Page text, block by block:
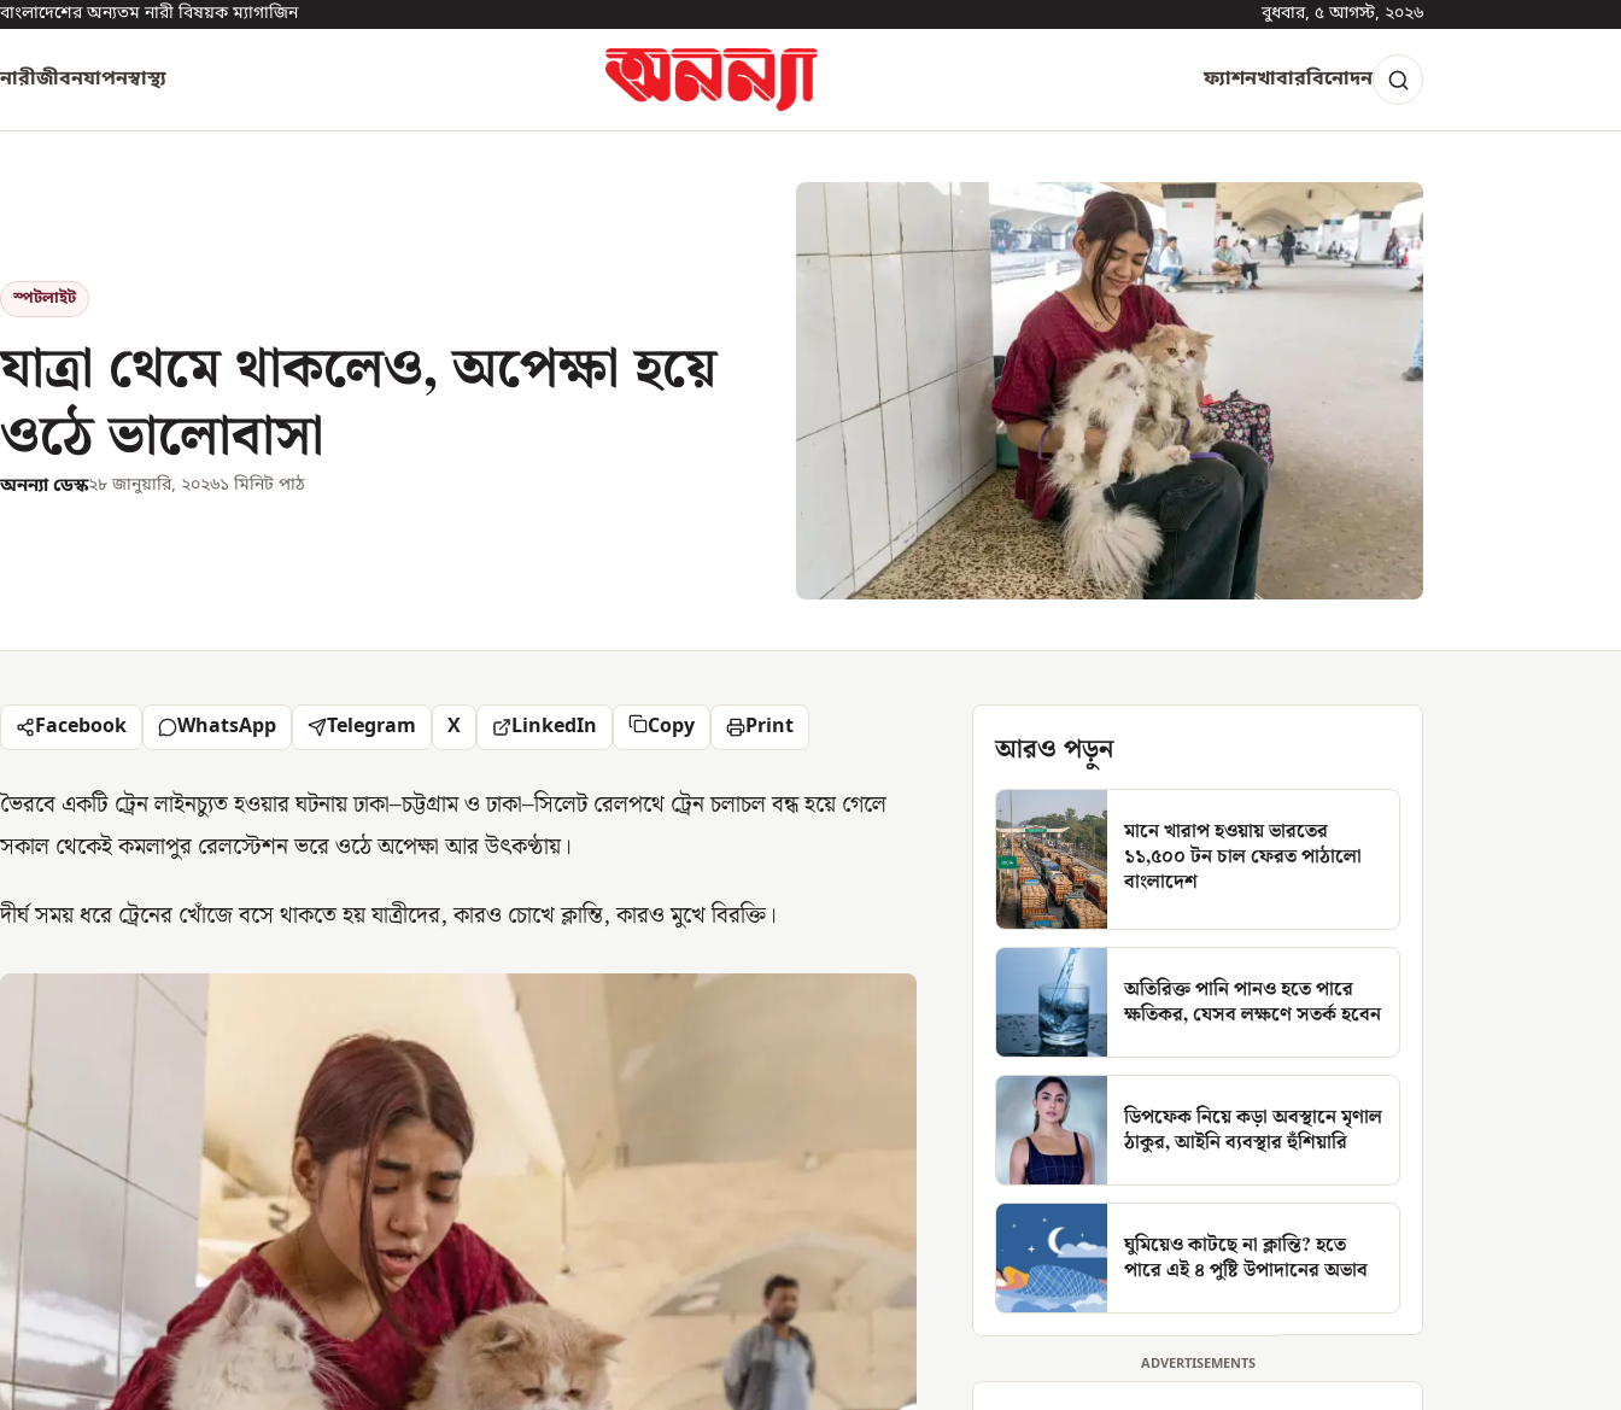
বাংলাদেশের অন্যতম নারী বিষয়ক ম্যাগাজিন বুধবার, ৫ আগস্ট, ২০২৬
নারীজীবনযাপনস্বাস্থ্য ফ্যাশনখাবারবিনোদন
স্পটলাইট
যাত্রা থেমে থাকলেও, অপেক্ষা হয়ে
ওঠে ভালোবাসা
অনন্যা ডেস্ক২৮ জানুয়ারি, ২০২৬১ মিনিট পাঠ
Facebook WhatsApp Telegram X LinkedIn Copy Print
ভৈরবে একটি ট্রেন লাইনচ্যুত হওয়ার ঘটনায় ঢাকা–চট্টগ্রাম ও ঢাকা–সিলেট রেলপথে ট্রেন চলাচল বন্ধ হয়ে গেলে
সকাল থেকেই কমলাপুর রেলস্টেশন ভরে ওঠে অপেক্ষা আর উৎকণ্ঠায়।
দীর্ঘ সময় ধরে ট্রেনের খোঁজে বসে থাকতে হয় যাত্রীদের, কারও চোখে ক্লান্তি, কারও মুখে বিরক্তি।
আরও পড়ুন
মানে খারাপ হওয়ায় ভারতের
১১,৫০০ টন চাল ফেরত পাঠালো
বাংলাদেশ
অতিরিক্ত পানি পানও হতে পারে
ক্ষতিকর, যেসব লক্ষণে সতর্ক হবেন
ডিপফেক নিয়ে কড়া অবস্থানে মৃণাল
ঠাকুর, আইনি ব্যবস্থার হুঁশিয়ারি
ঘুমিয়েও কাটছে না ক্লান্তি? হতে
পারে এই ৪ পুষ্টি উপাদানের অভাব
ADVERTISEMENTS